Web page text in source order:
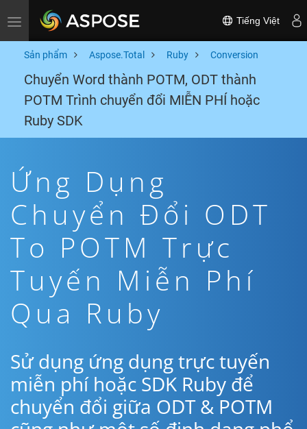
Toggle navigation Tiếng Việt
Sản phẩm Aspose.Total Ruby Conversion
Chuyển Word thành POTM, ODT thành
POTM Trình chuyển đổi MIỄN PHÍ hoặc
Ruby SDK
Ứng Dụng
Chuyển Đổi ODT
To POTM Trực
Tuyến Miễn Phí
Qua Ruby
Sử dụng ứng dụng trực tuyến
miễn phí hoặc SDK Ruby để
chuyển đổi giữa ODT & POTM